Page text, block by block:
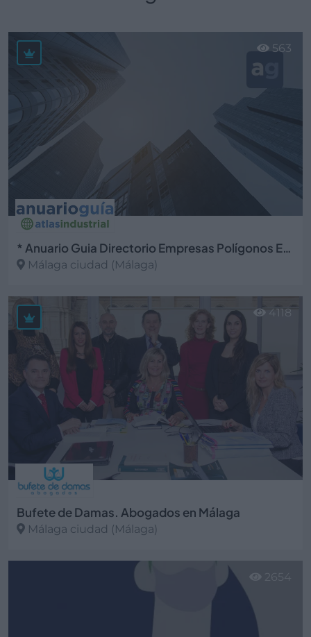
* Anuario Guia Directorio Empresas Polígonos Espacios Industriales
Málaga ciudad (Málaga)
563
Bufete de Damas. Abogados en Málaga
Málaga ciudad (Málaga)
4118